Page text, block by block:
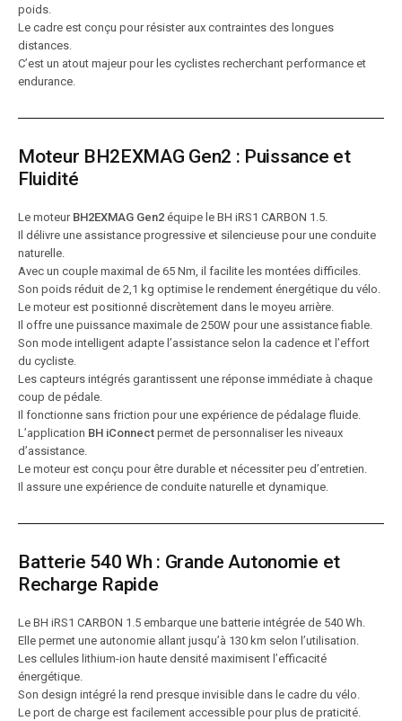
poids.
Le cadre est conçu pour résister aux contraintes des longues
distances.
C’est un atout majeur pour les cyclistes recherchant performance et
endurance.
Moteur BH2EXMAG Gen2 : Puissance et
Fluidité
Le moteur BH2EXMAG Gen2 équipe le BH iRS1 CARBON 1.5.
Il délivre une assistance progressive et silencieuse pour une conduite
naturelle.
Avec un couple maximal de 65 Nm, il facilite les montées difficiles.
Son poids réduit de 2,1 kg optimise le rendement énergétique du vélo.
Le moteur est positionné discrètement dans le moyeu arrière.
Il offre une puissance maximale de 250W pour une assistance fiable.
Son mode intelligent adapte l’assistance selon la cadence et l’effort
du cycliste.
Les capteurs intégrés garantissent une réponse immédiate à chaque
coup de pédale.
Il fonctionne sans friction pour une expérience de pédalage fluide.
L’application BH iConnect permet de personnaliser les niveaux
d’assistance.
Le moteur est conçu pour être durable et nécessiter peu d’entretien.
Il assure une expérience de conduite naturelle et dynamique.
Batterie 540 Wh : Grande Autonomie et
Recharge Rapide
Le BH iRS1 CARBON 1.5 embarque une batterie intégrée de 540 Wh.
Elle permet une autonomie allant jusqu’à 130 km selon l’utilisation.
Les cellules lithium-ion haute densité maximisent l’efficacité
énergétique.
Son design intégré la rend presque invisible dans le cadre du vélo.
Le port de charge est facilement accessible pour plus de praticité.